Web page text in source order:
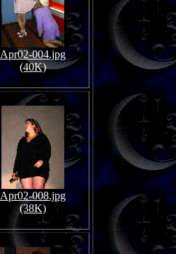
Apr02-004.jpg
(40K)
Apr02-008.jpg
(38K)